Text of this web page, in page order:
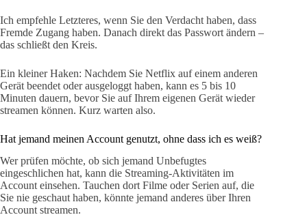
Ich empfehle Letzteres, wenn Sie den Verdacht haben, dass
Fremde Zugang haben. Danach direkt das Passwort ändern –
das schließt den Kreis.
Ein kleiner Haken: Nachdem Sie Netflix auf einem anderen
Gerät beendet oder ausgeloggt haben, kann es 5 bis 10
Minuten dauern, bevor Sie auf Ihrem eigenen Gerät wieder
streamen können. Kurz warten also.
Hat jemand meinen Account genutzt, ohne dass ich es weiß?
Wer prüfen möchte, ob sich jemand Unbefugtes
eingeschlichen hat, kann die Streaming-Aktivitäten im
Account einsehen. Tauchen dort Filme oder Serien auf, die
Sie nie geschaut haben, könnte jemand anderes über Ihren
Account streamen.